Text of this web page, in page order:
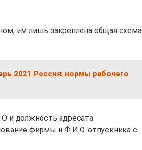
им лишь закреплена общая схема
2021 Россия: нормы рабочего
и должность адресата
фирмы и Ф.И.О. отпускника с